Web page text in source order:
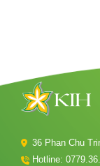
36 Phan Chu
Hotline: